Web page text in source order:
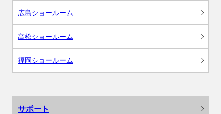
広島ショールーム
高松ショールーム
福岡ショールーム
サポート